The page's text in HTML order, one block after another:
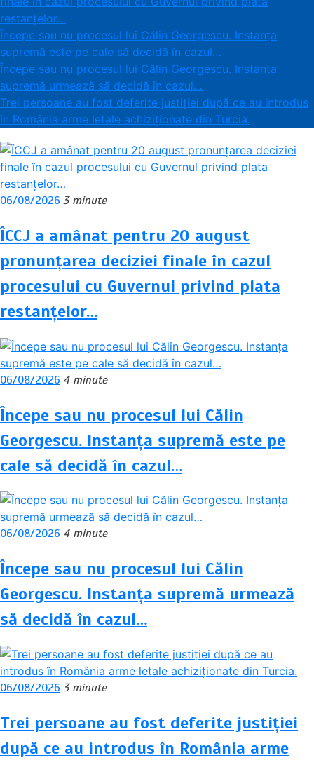
restanțelor…
Începe sau nu procesul lui Călin Georgescu. Instanța
supremă este pe cale să decidă în cazul…
Începe sau nu procesul lui Călin Georgescu. Instanța
supremă urmează să decidă în cazul…
Trei persoane au fost deferite justiției după ce au introdus
în România arme letale achiziționate din Turcia.
06/08/2026 3 minute
ÎCCJ a amânat pentru 20 august
pronunțarea deciziei finale în cazul
procesului cu Guvernul privind plata
restanțelor…
06/08/2026 4 minute
Începe sau nu procesul lui Călin
Georgescu. Instanța supremă este pe
cale să decidă în cazul…
06/08/2026 4 minute
Începe sau nu procesul lui Călin
Georgescu. Instanța supremă urmează
să decidă în cazul…
06/08/2026 3 minute
Trei persoane au fost deferite justiției
după ce au introdus în România arme